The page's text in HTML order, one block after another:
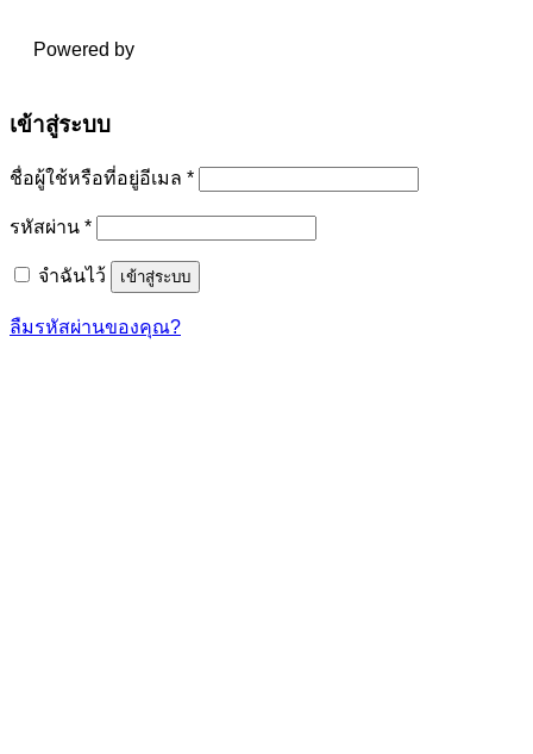
Powered by
เข้าสู่ระบบ
ชื่อผู้ใช้หรือที่อยู่อีเมล *ต้องการ
รหัสผ่าน *ต้องการ
จำฉันไว้ เข้าสู่ระบบ
ลืมรหัสผ่านของคุณ?